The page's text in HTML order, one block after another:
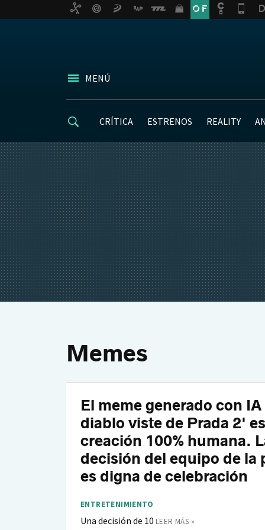
MENÚ
CRÍTICA ESTRENOS REALITY
Memes
El meme generado con
diablo viste de Prada 2'
creación 100% humana.
decisión del equipo de la
es digna de celebración
ENTRETENIMIENTO
Una decisión de 10 LEER MÁS »